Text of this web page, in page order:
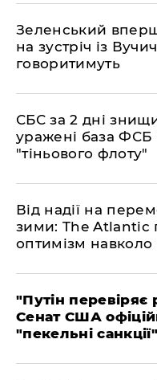
​Зеленський
на зустріч із
говоритимуть
​СБС за 2 дні
уражені база ФСБ
"тіньового флоту"
​Від надії на
зими: The Atlantic
оптимізм навколо
​"Путін перевіряє
Сенат США
"пекельні